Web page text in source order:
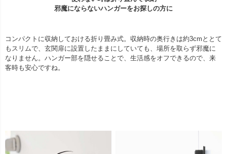
邪魔にならないハンガーをお探しの方に
コンパクトに収納しておける折り畳み式。収納時の奥行きは約3cmととて
もスリムで、玄関扉に設置したままにしていても、場所を取らず邪魔に
なりません。ハンガー部を隠せることで、生活感をオフできるので、来
客時も安心ですね。